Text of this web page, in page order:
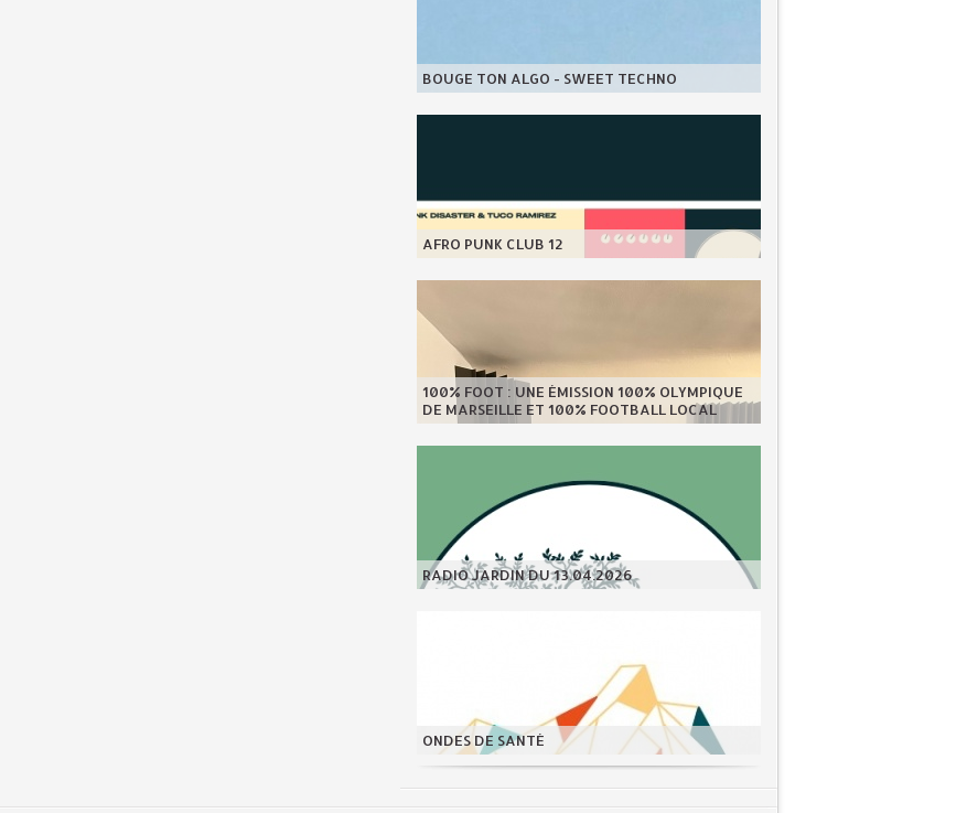
BOUGE TON ALGO - SWEET TECHNO
AFRO PUNK CLUB 12
100% FOOT : UNE ÉMISSION 100% OLYMPIQUE
DE MARSEILLE ET 100% FOOTBALL LOCAL
RADIO JARDIN DU 13.04.2026
ONDES DE SANTÉ